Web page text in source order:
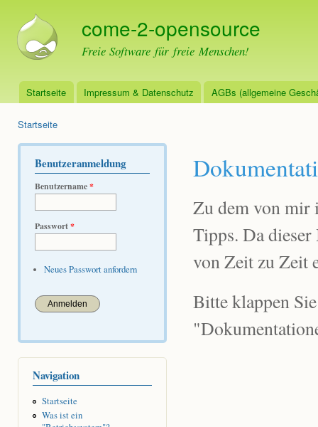
come-2-opensource
Freie Software für freie Menschen!
Hauptmenü
Startseite Impressum & Datenschutz AGBs (allgemeine
Startseite
Benutzeranmeldung
Benutzername*
Passwort*
Neues Passwort anfordern
Navigation
Startseite
Was ist ein
Zu dem von mir
Tipps. Da
von Zeit zu Zeit
Bitte klappen